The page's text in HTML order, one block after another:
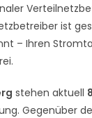
ist
– Ihren
stehen aktuell
Gegenüber